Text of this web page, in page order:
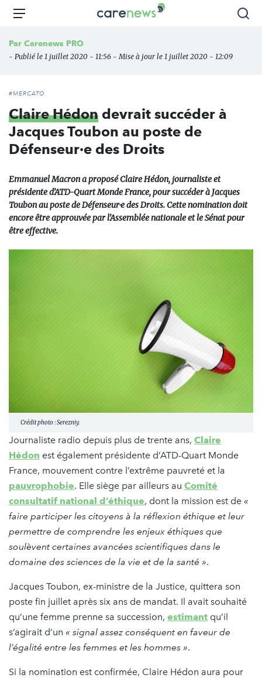
Aller
principal
Carenews,
des
Menu
Par Carenews PRO
- Publié le 1 juillet 2020 - 11:56 - Mise à jour le 1 juillet 2020 - 12:09
#MERCATO
Claire Hédon devrait succéder à
Jacques Toubon au poste de
Défenseur·e des Droits
Emmanuel Macron a proposé Claire Hédon, journaliste et
présidente d’ATD-Quart Monde France, pour succéder à Jacques
Toubon au poste de Défenseur·e des Droits. Cette nomination doit
encore être approuvée par l’Assemblée nationale et le Sénat pour
être effective.
Crédit photo : Serezniy.
Journaliste radio depuis plus de trente ans, Claire
Hédon est également présidente d’ATD-Quart Monde
France, mouvement contre l’extrême pauvreté et la
pauvrophobie. Elle siège par ailleurs au Comité
consultatif national d’éthique, dont la mission est de «
faire participer les citoyens à la réflexion éthique et leur
permettre de comprendre les enjeux éthiques que
soulèvent certaines avancées scientifiques dans le
domaine des sciences de la vie et de la santé ».
Jacques Toubon, ex-ministre de la Justice, quittera son
poste fin juillet après six ans de mandat. Il avait souhaité
qu’une femme prenne sa succession, estimant qu’il
s’agirait d’un « signal assez conséquent en faveur de
l’égalité entre les femmes et les hommes ».
Si la nomination est confirmée, Claire Hédon aura pour